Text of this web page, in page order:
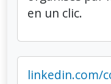
en un clic.
linkedin.com/